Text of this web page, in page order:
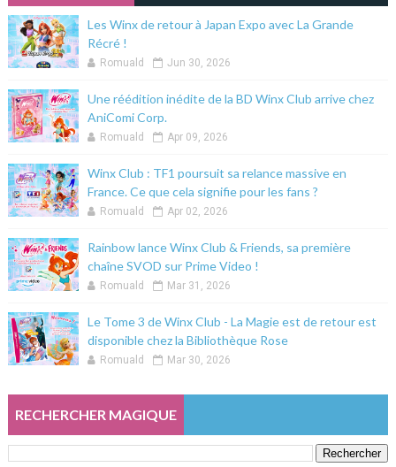
Les Winx de retour à Japan Expo avec La Grande
Récré !
Romuald Jun 30, 2026
Une réédition inédite de la BD Winx Club arrive chez
AniComi Corp.
Romuald Apr 09, 2026
Winx Club : TF1 poursuit sa relance massive en
France. Ce que cela signifie pour les fans ?
Romuald Apr 02, 2026
Rainbow lance Winx Club & Friends, sa première
chaîne SVOD sur Prime Video !
Romuald Mar 31, 2026
Le Tome 3 de Winx Club - La Magie est de retour est
disponible chez la Bibliothèque Rose
Romuald Mar 30, 2026
RECHERCHER MAGIQUE